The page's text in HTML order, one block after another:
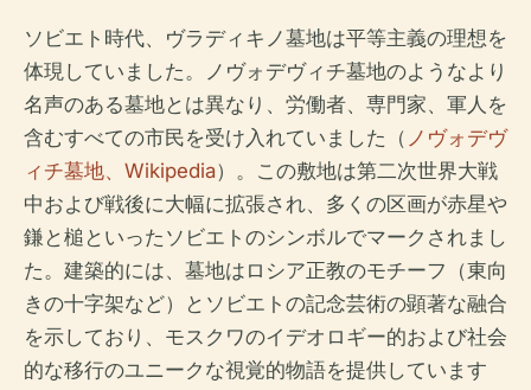
ソビエト時代、ヴラディキノ墓地は平等主義の理想を
体現していました。ノヴォデヴィチ墓地のようなより
名声のある墓地とは異なり、労働者、専門家、軍人を
含むすべての市民を受け入れていました（ ノヴォデヴ
ィチ墓地、Wikipedia）。この敷地は第二次世界大戦
中および戦後に大幅に拡張され、多くの区画が赤星や
鎌と槌といったソビエトのシンボルでマークされまし
た。建築的には、墓地はロシア正教のモチーフ（東向
きの十字架など）とソビエトの記念芸術の顕著な融合
を示しており、モスクワのイデオロギー的および社会
的な移行のユニークな視覚的物語を提供しています